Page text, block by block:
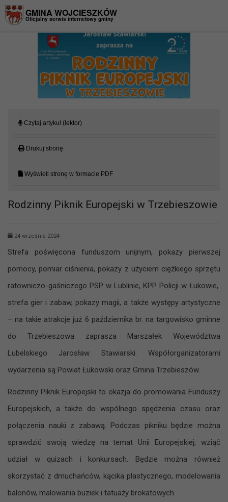
GMINA WOJCIESZKÓW
Oficjalny serwis internetowy gminy
Czytaj artykuł (lektor)
Drukuj stronę
Wyświetl stronę w formacie PDF
Rodzinny Piknik Europejski w Trzebieszowie
24 września 2024
Strefa poświęcona funduszom unijnym, pokazy pierwszej
pomocy, pomiar ciśnienia, pokazy z użyciem ciężkiego sprzętu
ratowniczo-gaśniczego PSP w Lublinie, KPP Policji w Łukowie,
strefa gier i zabaw, pokazy magii, a także występy artystyczne
– na takie atrakcje już 6 października br. na targowisko gminne
do Trzebieszowa zaprasza Marszałek Województwa
Lubelskiego Jarosław Stawiarski. Współorganizatorami
wydarzenia są Powiat Łukowski oraz Gmina Trzebieszów.
Rodzinny Piknik Europejski to okazja do promowania Funduszy
Europejskich, a także do wspólnego spędzenia czasu oraz
połączenia nauki z zabawą. Podczas pikniku będzie można
sprawdzić swoją wiedzę na temat Unii Europejskiej, wziąć
udział w quizach i konkursach. Będzie można również
skorzystać z dmuchańców, kącika plastycznego, modelowania
balonów, malowania buziek i tatuaży brokatowych.